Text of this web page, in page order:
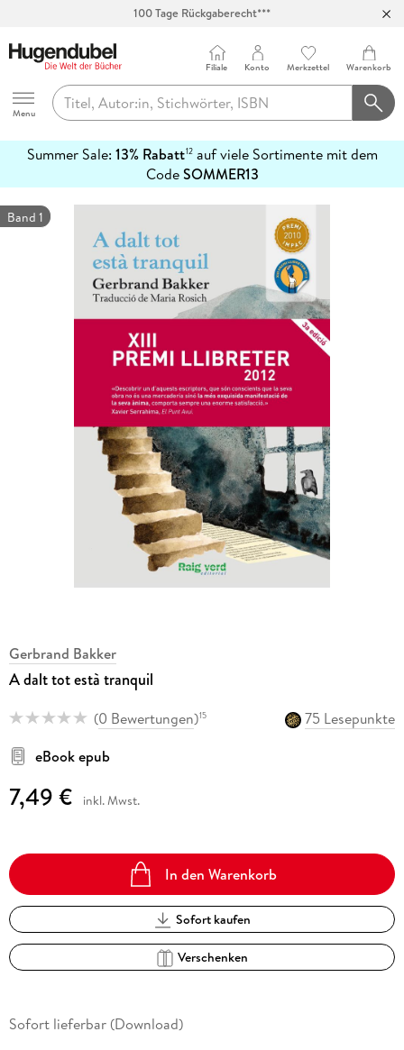
100 Tage Rückgaberecht***
Hugendubel
Menu
Filiale Konto Merkzettel Warenkorb
Summer Sale: 13% Rabatt12auf viele Sortimente mit dem
CodeSOMMER13
erfahren
Band 1
Gerbrand Bakker
A dalt tot està tranquil
(0 Bewertungen)15
75 Lesepunkte
eBook epub
7,49 € inkl. Mwst.
In den Warenkorb
Sofort kaufen
Verschenken
Sofort lieferbar (Download)